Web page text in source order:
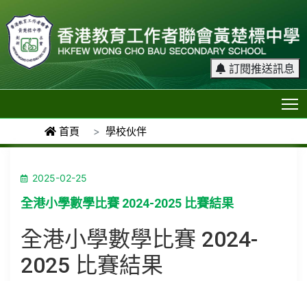
訂閱推送訊息
首頁 學校伙伴
2025-02-25
全港小學數學比賽 2024-2025 比賽結果
全港小學數學比賽 2024-
2025 比賽結果